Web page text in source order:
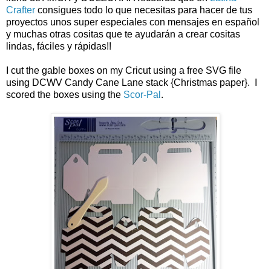
Crafter consigues todo lo que necesitas para hacer de tus
proyectos unos super especiales con mensajes en español
y muchas otras cositas que te ayudarán a crear cositas
lindas, fáciles y rápidas!!
I cut the gable boxes on my Cricut using a free SVG file
using DCWV Candy Cane Lane stack {Christmas paper}. I
scored the boxes using the Scor-Pal .